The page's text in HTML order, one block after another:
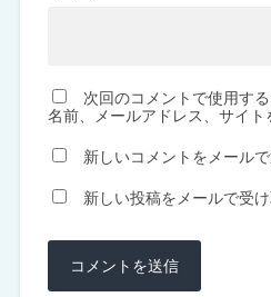
次回のコメントで使用す
名前、メールアドレス、サイト
新しいコメントをメール
新しい投稿をメールで受